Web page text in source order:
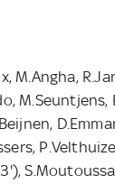
M.Angha,